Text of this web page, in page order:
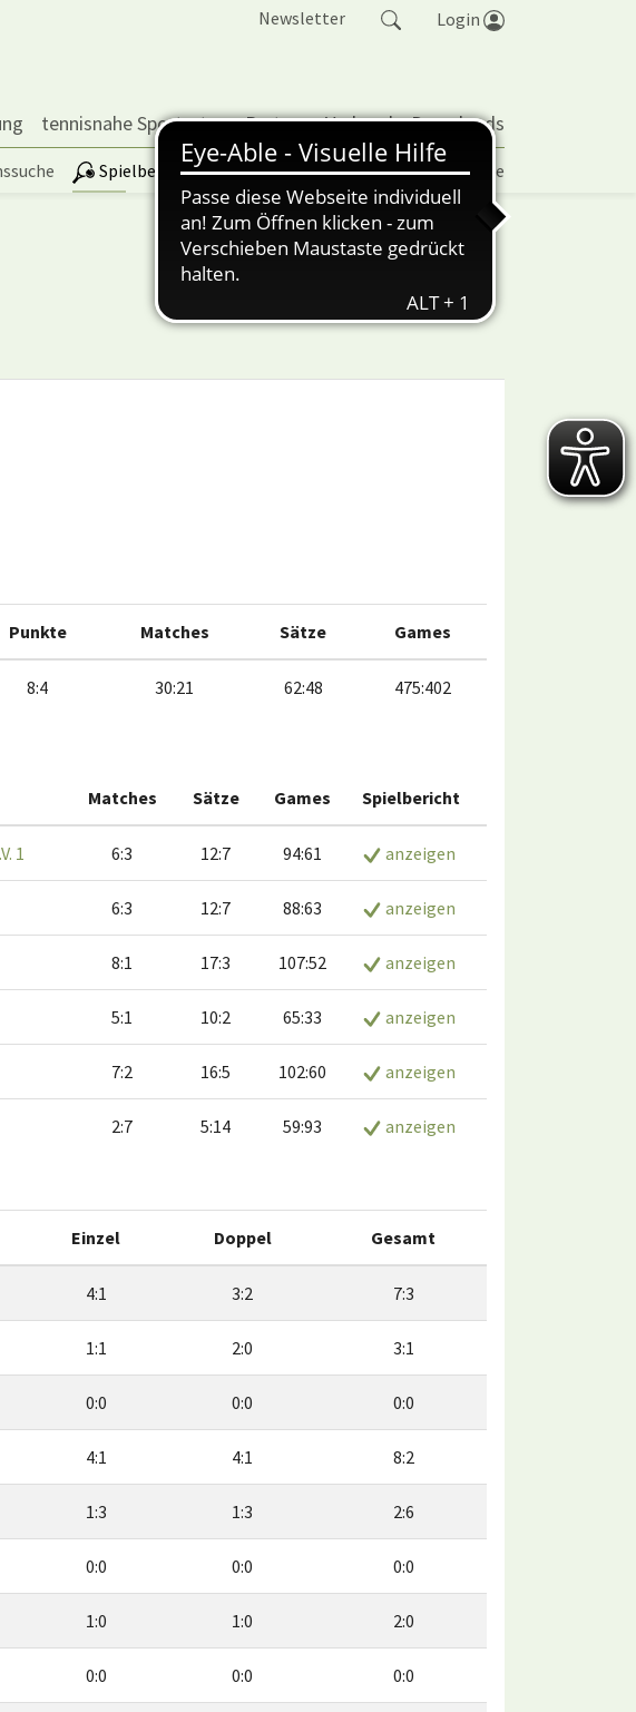
Newsletter Login
tennisnahe Sportarten Partner Verband Downloads
Spielbetrieb | TORP Vereinspokal Turniere
Punkte Matches Sätze Games
8:4 30:21 62:48 475:402
Matches Sätze Games Spielbericht
1 6:3 12:7 94:61 anzeigen
6:3 12:7 88:63 anzeigen
8:1 17:3 107:52 anzeigen
5:1 10:2 65:33 anzeigen
7:2 16:5 102:60 anzeigen
2:7 5:14 59:93 anzeigen
Einzel Doppel Gesamt
4:1 3:2 7:3
1:1 2:0 3:1
0:0 0:0 0:0
4:1 4:1 8:2
1:3 1:3 2:6
0:0 0:0 0:0
1:0 1:0 2:0
0:0 0:0 0:0